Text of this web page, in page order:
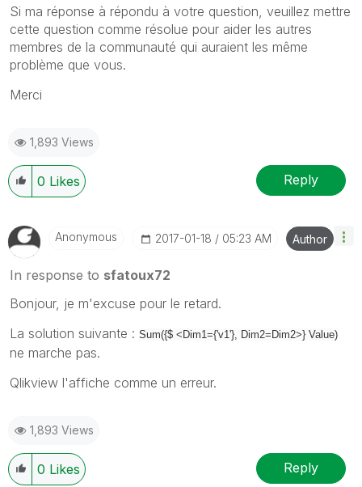
Si ma réponse à répondu à votre question, veuillez mettre
cette question comme résolue pour aider les autres
membres de la communauté qui auraient les même
problème que vous.
Merci
1,893 Views
0 Likes Reply
Anonymous ‎2017-01-18 05:23 AM Author
In response to sfatoux72
Bonjour, je m'excuse pour le retard.
La solution suivante : Sum({$ <Dim1={'v1'}, Dim2=Dim2>} Value)
ne marche pas.
Qlikview l'affiche comme un erreur.
1,893 Views
0 Likes Reply